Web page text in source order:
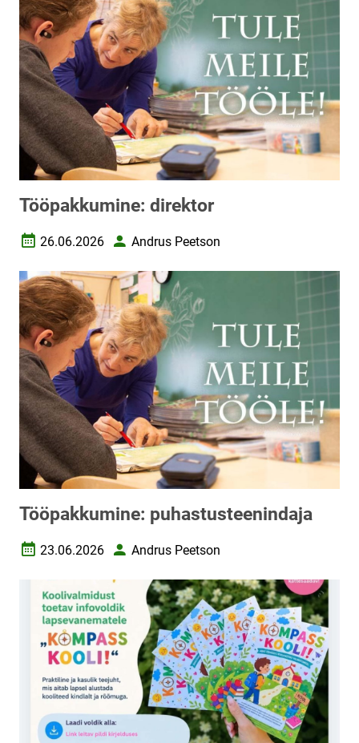
Tööpakkumine: direktor
Loomise kuupäev
26.06.2026 AutorAndrus Peetson
Tööpakkumine: puhastusteenindaja
Loomise kuupäev
23.06.2026 AutorAndrus Peetson